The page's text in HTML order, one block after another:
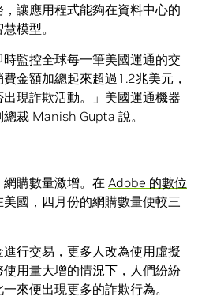
讓應用程式能夠在資料中心的
模型。
時監控全球每一筆美國運通的交
金額加總起來超過1.2兆美元，
現詐欺活動。」美國運通機器
裁 Manish Gupta 說。
購數量激增。在 Adobe 的數位
國，四月份的網購數量便較三
行交易，更多人改為使用虛擬
用量大增的情況下，人們紛紛
來便出現更多的詐欺行為。